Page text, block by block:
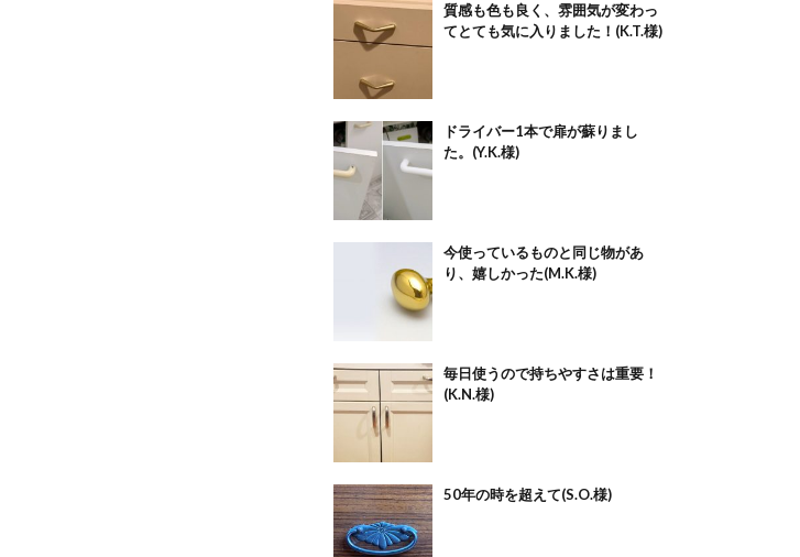
質感も色も良く、雰囲気が変わっ
てとても気に入りました！(K.T.様)
ドライバー1本で扉が蘇りまし
た。(Y.K.様)
今使っているものと同じ物があ
り、嬉しかった(M.K.様)
毎日使うので持ちやすさは重要！
(K.N.様)
50年の時を超えて(S.O.様)